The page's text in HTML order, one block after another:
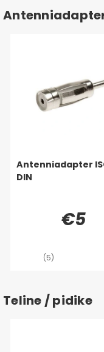
Antenniadapter
DIN
€5
(5)
Teline / pidike